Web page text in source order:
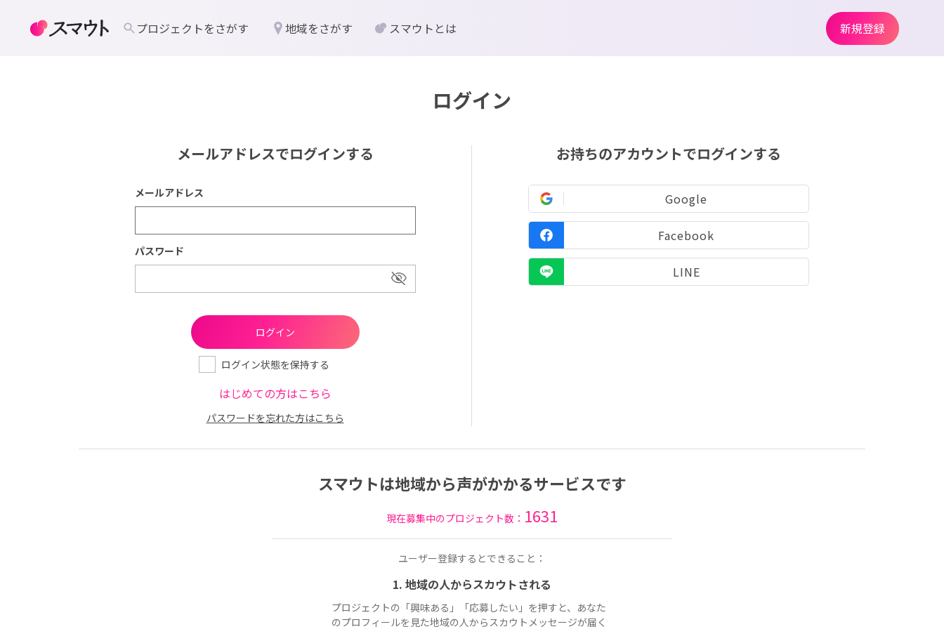
ログイン
メールアドレスでログインする
メールアドレス
パスワード
ログイン状態を保持する
はじめての方はこちら
パスワードを忘れた方はこちら
お持ちのアカウントでログインする
Google
Facebook
LINE
スマウトは地域から声がかかるサービスです
現在募集中のプロジェクト数： 1631
ユーザー登録するとできること：
1. 地域の人からスカウトされる
プロジェクトの「興味ある」「応募したい」を押すと、あなた
のプロフィールを見た地域の人からスカウトメッセージが届く
プロジェクトをさがす 地域をさがす スマウトとは 新規登録